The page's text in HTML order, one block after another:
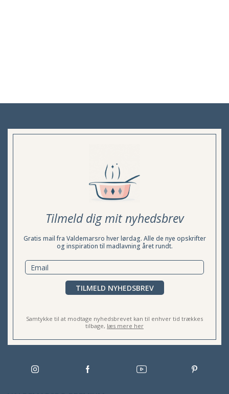
Tilmeld dig mit nyhedsbrev
Gratis mail fra Valdemarsro hver lørdag. Alle de nye opskrifter
og inspiration til madlavning året rundt.
TILMELD NYHEDSBREV
Samtykke til at modtage nyhedsbrevet kan til enhver tid trækkes
tilbage, læs mere her